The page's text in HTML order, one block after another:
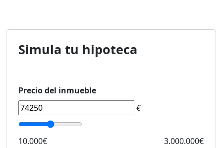
Simula tu hipoteca
Precio del inmueble
€
10.000€ 3.000.000€